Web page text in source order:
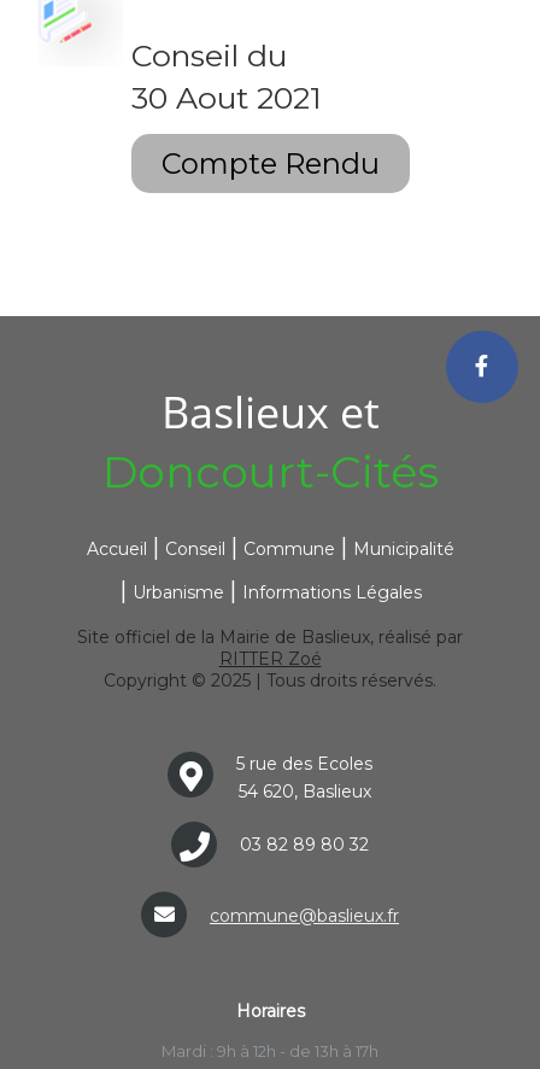
Conseil du
30 Aout 2021
Compte Rendu
Baslieux et
Doncourt-Cités
Accueil Conseil Commune
Municipalité
Urbanisme
Informations Légales
Site officiel de la Mairie de Baslieux, réalisé par
RITTER Zoé
Copyright © 2025 | Tous droits réservés.
5 rue des Ecoles
54 620, Baslieux
03 82 89 80 32
commune@baslieux.fr
Horaires
Mardi : 9h à 12h - de 13h à 17h